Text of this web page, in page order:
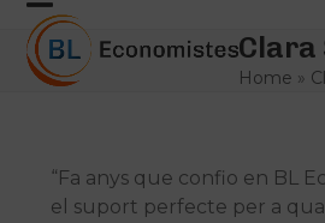
Skip
content
Open
mobile
Close
mobile
Clara
Home »
“Fa anys que confio en BL
el suport perfecte per a